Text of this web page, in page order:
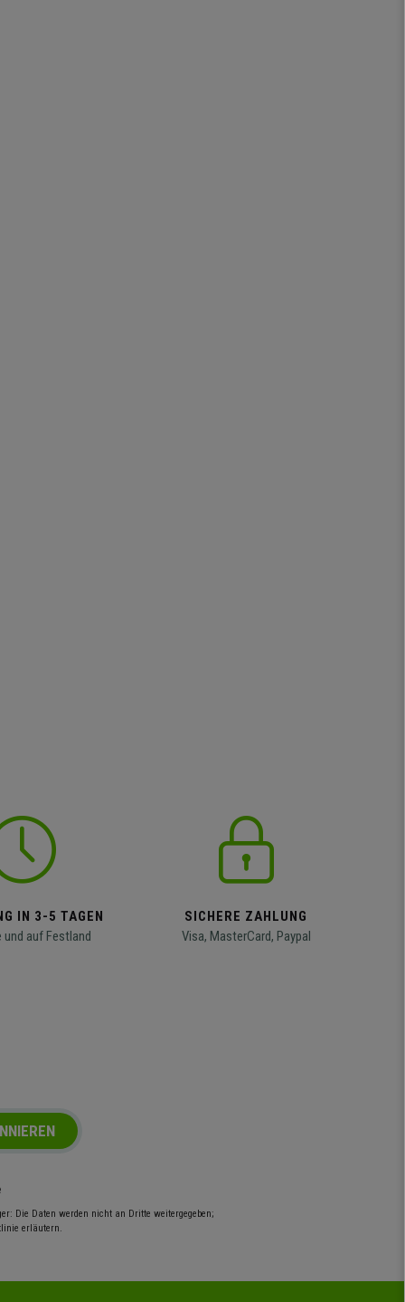
IN 3-5 TAGEN
und auf Festland
SICHERE ZAHLUNG
Visa, MasterCard, Paypal
Die Daten werden nicht an Dritte weitergegeben;
erläutern.